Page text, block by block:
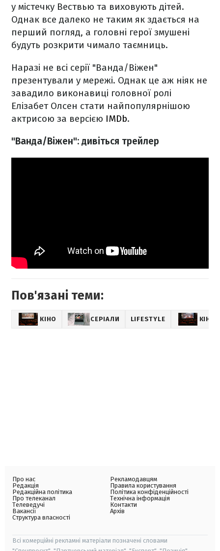
у містечку Вествью та виховують дітей.
Однак все далеко не таким як здається на
перший погляд, а головні герої змушені
будуть розкрити чимало таємниць.
Наразі не всі серії "Ванда/Віжен"
презентували у мережі. Однак це аж ніяк не
завадило виконавиці головної ролі
Елізабет Олсен стати найпопулярнішою
актрисою за версією IMDb.
"Ванда/Віжен": дивіться трейлер
Пов'язані теми:
КІНО СЕРІАЛИ LIFESTYLE
Про нас
Редакція
Редакційна політика
Про телеканал
Телеведучі
Вакансії
Структура власності
Рекламодавцям
Правила користування
Політика конфіденційності
Технічна інформація
Контакти
Архів
Всі комерційні рекламні матеріали позначені словами